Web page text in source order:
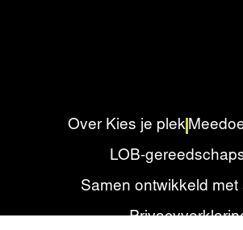
Over Kies je plek
LOB-
Samen ontwikkeld met